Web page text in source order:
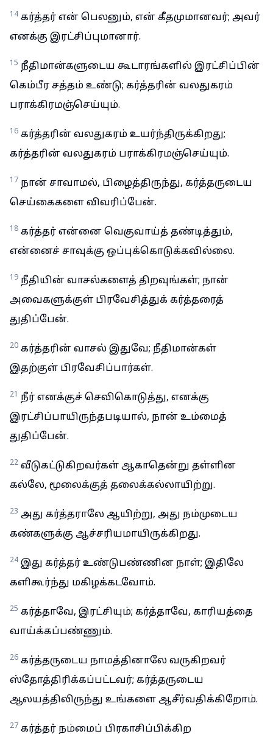
14 கர்த்தர் என் பெலனும், என் கீதமுமானவர்; அவர்
எனக்கு இரட்சிப்புமானார்.
15 நீதிமான்களுடைய கூடாரங்களில் இரட்சிப்பின்
கெம்பீர சத்தம் உண்டு; கர்த்தரின் வலதுகரம்
பராக்கிரமஞ்செய்யும்.
16 கர்த்தரின் வலதுகரம் உயர்ந்திருக்கிறது;
கர்த்தரின் வலதுகரம் பராக்கிரமஞ்செய்யும்.
17 நான் சாவாமல், பிழைத்திருந்து, கர்த்தருடைய
செய்கைகளை விவரிப்பேன்.
18 கர்த்தர் என்னை வெகுவாய்த் தண்டித்தும்,
என்னைச் சாவுக்கு ஒப்புக்கொடுக்கவில்லை.
19 நீதியின் வாசல்களைத் திறவுங்கள்; நான்
அவைகளுக்குள் பிரவேசித்துக் கர்த்தரைத்
துதிப்பேன்.
20 கர்த்தரின் வாசல் இதுவே; நீதிமான்கள்
இதற்குள் பிரவேசிப்பார்கள்.
21 நீர் எனக்குச் செவிகொடுத்து, எனக்கு
இரட்சிப்பாயிருந்தபடியால், நான் உம்மைத்
துதிப்பேன்.
22 வீடுகட்டுகிறவர்கள் ஆகாதென்று தள்ளின
கல்லே, மூலைக்குத் தலைக்கல்லாயிற்று.
23 அது கர்த்தராலே ஆயிற்று, அது நம்முடைய
கண்களுக்கு ஆச்சரியமாயிருக்கிறது.
24 இது கர்த்தர் உண்டுபண்ணின நாள்; இதிலே
களிகூர்ந்து மகிழக்கடவோம்.
25 கர்த்தாவே, இரட்சியும்; கர்த்தாவே, காரியத்தை
வாய்க்கப்பண்ணும்.
26 கர்த்தருடைய நாமத்தினாலே வருகிறவர்
ஸ்தோத்திரிக்கப்பட்டவர்; கர்த்தருடைய
ஆலயத்திலிருந்து உங்களை ஆசீர்வதிக்கிறோம்.
27 கர்த்தர் நம்மைப் பிரகாசிப்பிக்கிற